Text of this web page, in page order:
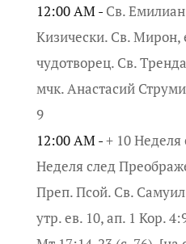
12:00 AM - Св.
Кизически. Св. Мирон,
чудотворец. Св.
мчк. Анастасий
9
12:00 AM -+ 10 Неделя
Неделя след
Преп. Псой. Св.
утр. ев. 10, ап. 1 Кор.